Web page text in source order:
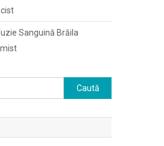
Sanguină Brăila
Caută
după: